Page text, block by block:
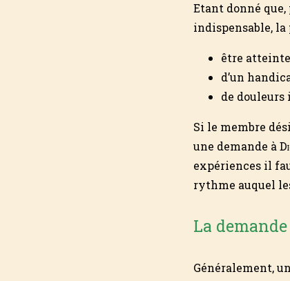
Etant donné
indispensable,
être
d’un
de douleurs
Si le membre
une demande à
expériences il
rythme auquel
La demande
Généralement,